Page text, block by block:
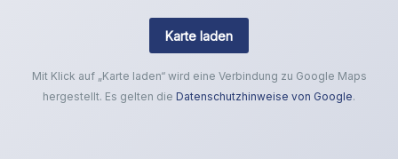
Karte laden
Mit Klick auf „Karte laden“ wird eine Verbindung zu Google Maps
hergestellt. Es gelten die Datenschutzhinweise von Google.